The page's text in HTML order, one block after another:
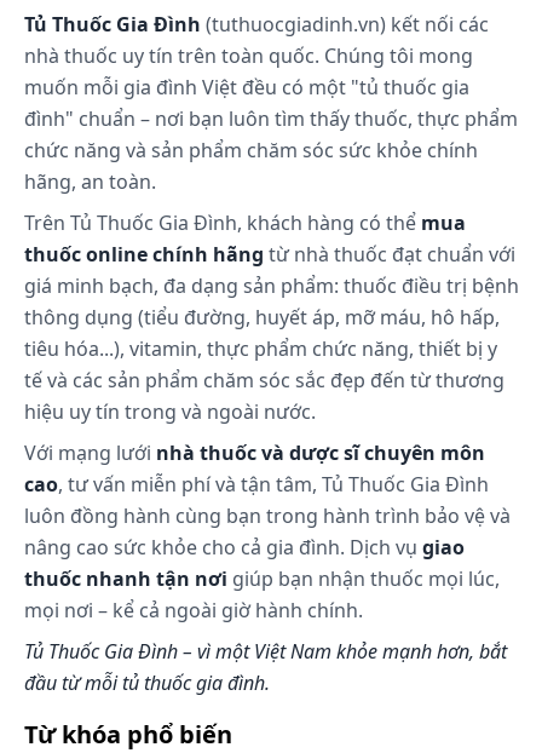
Cách dùng
Bôi ngoài da.
Liều dùng
Người lớn và trẻ em trên 2 tuổi
Rửa sạch, lau khô vùng da bị đau, bôi một lượng
thuốc thích hợp lên vùng da bị đau không quá 3
đến 4 lần trong ngày.
Lưu ý: Liều dùng trên chỉ mang tính chất tham
khảo. Liều dùng cụ thể tùy thuộc vào thể trạng và
mức độ diễn tiến của bệnh. Để có liều dùng phù
hợp, bạn cần tham khảo ý kiến bác sĩ hoặc chuyên
viên y tế.
Làm gì khi dùng quá liều?
Chưa có báo cáo.
Làm gì khi quên 1 liều?
Bổ sung liều ngay khi nhớ ra. Tuy nhiên, nếu thời
gian giãn cách với liều tiếp theo quá ngắn thì bỏ
qua liều đã quên và tiếp tục lịch dùng thuốc. Không
dùng liều gấp đôi để bù cho liều đã bị bỏ lỡ.
Tủ Thuốc Gia Đình (tuthuocgiadinh.vn) kết nối các
nhà thuốc uy tín trên toàn quốc. Chúng tôi mong
muốn mỗi gia đình Việt đều có một "tủ thuốc gia
đình" chuẩn – nơi bạn luôn tìm thấy thuốc, thực phẩm
chức năng và sản phẩm chăm sóc sức khỏe chính
hãng, an toàn.
Trên Tủ Thuốc Gia Đình, khách hàng có thể mua
thuốc online chính hãng từ nhà thuốc đạt chuẩn với
giá minh bạch, đa dạng sản phẩm: thuốc điều trị bệnh
thông dụng (tiểu đường, huyết áp, mỡ máu, hô hấp,
tiêu hóa...), vitamin, thực phẩm chức năng, thiết bị y
tế và các sản phẩm chăm sóc sắc đẹp đến từ thương
hiệu uy tín trong và ngoài nước.
Với mạng lưới nhà thuốc và dược sĩ chuyên môn
cao, tư vấn miễn phí và tận tâm, Tủ Thuốc Gia Đình
luôn đồng hành cùng bạn trong hành trình bảo vệ và
nâng cao sức khỏe cho cả gia đình. Dịch vụ giao
thuốc nhanh tận nơi giúp bạn nhận thuốc mọi lúc,
mọi nơi – kể cả ngoài giờ hành chính.
Tủ Thuốc Gia Đình – vì một Việt Nam khỏe mạnh hơn, bắt
đầu từ mỗi tủ thuốc gia đình.
Từ khóa phổ biến